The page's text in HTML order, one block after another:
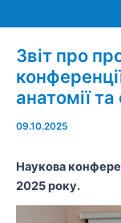
Звіт про
анатомії та
09.10.2025
Наукова
2025року.